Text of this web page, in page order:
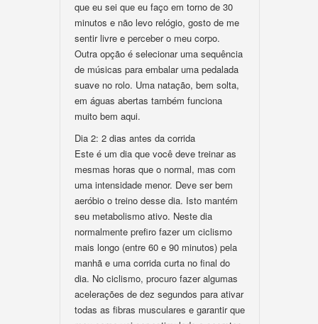
que eu sei que eu faço em torno de 30
minutos e não levo relógio, gosto de me
sentir livre e perceber o meu corpo.
Outra opção é selecionar uma sequência
de músicas para embalar uma pedalada
suave no rolo. Uma natação, bem solta,
em águas abertas também funciona
muito bem aqui.
Dia 2: 2 dias antes da corrida
Este é um dia que você deve treinar as
mesmas horas que o normal, mas com
uma intensidade menor. Deve ser bem
aeróbio o treino desse dia. Isto mantém
seu metabolismo ativo. Neste dia
normalmente prefiro fazer um ciclismo
mais longo (entre 60 e 90 minutos) pela
manhã e uma corrida curta no final do
dia. No ciclismo, procuro fazer algumas
acelerações de dez segundos para ativar
todas as fibras musculares e garantir que